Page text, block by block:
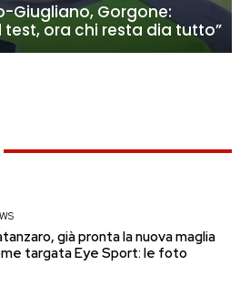
Giugliano, Gorgone:
ora chi resta dia tutto”
già pronta la nuova maglia
targata Eye Sport: le foto